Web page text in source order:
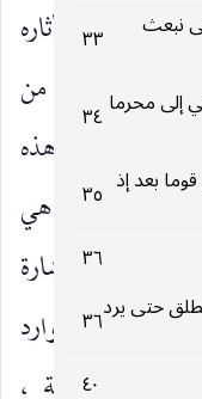
نبعث
٣٣
إلى محرما٣٤
بعد إذ ٣٥
٣٦
حتى يرد٣٦
٤٠
عاما أثاره
هذه القاعدة من
بدعوى ان هذه
اذن فليست هي
وانما هي إشارة
في تلك الموارد